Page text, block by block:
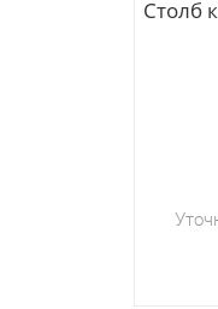
Столб